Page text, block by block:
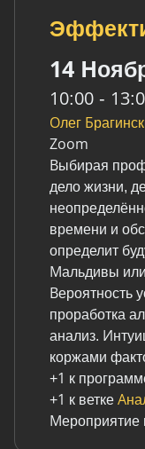
14
10:00 -
Олег
Zoom
Выбирая
дело жизни,
времени и
определит
Мальдивы
Вероятность
проработка
анализ.
коржами
+1 к
+1 к ветке
14
10:00 -
Олег
Zoom
Выбирая
дело жизни,
времени и
определит
Мальдивы
Вероятность
проработка
анализ.
коржами
+1 к
+1 к ветке